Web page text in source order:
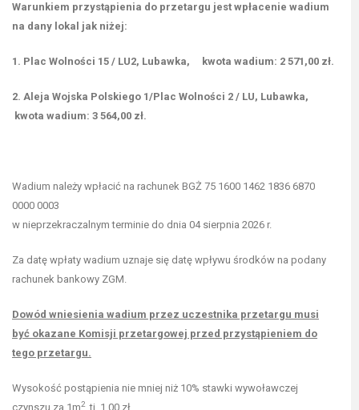
Warunkiem przystąpienia do przetargu jest wpłacenie wadium
na dany lokal jak niżej:
1. Plac Wolności 15 / LU2, Lubawka, kwota wadium: 2 571,00 zł.
2. Aleja Wojska Polskiego 1/Plac Wolności 2 / LU, Lubawka,
kwota wadium: 3 564,00 zł.
Wadium należy wpłacić na rachunek BGŻ 75 1600 1462 1836 6870
0000 0003
w nieprzekraczalnym terminie do dnia 04 sierpnia 2026 r.
Za datę wpłaty wadium uznaje się datę wpływu środków na podany
rachunek bankowy ZGM.
Dowód wniesienia wadium przez uczestnika przetargu musi
być okazane Komisji przetargowej przed przystąpieniem do
tego przetargu.
Wysokość postąpienia nie mniej niż 10% stawki wywoławczej
czynszu za 1m2, tj. 1,00 zł.